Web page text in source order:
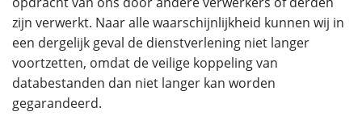
zijn verwerkt. Naar alle waarschijnlijkheid kunnen wij in
een dergelijk geval de dienstverlening niet langer
voortzetten, omdat de veilige koppeling van
databestanden dan niet langer kan worden
gegarandeerd.